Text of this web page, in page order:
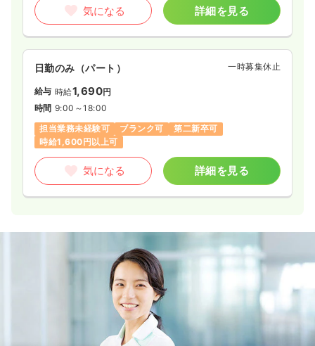
気になる 詳細を見る
日勤のみ（パート） 一時募集休止
給与 時給1,690円
時間 9:00～18:00
担当業務未経験可
ブランク可
第二新卒可
時給1,600円以上可
気になる 詳細を見る